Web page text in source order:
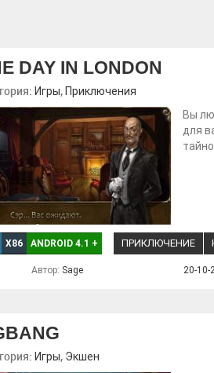
DAY IN LONDON
Игры, Приключения
Вы
для
X86 ANDROID 4.1 + ПРИКЛЮЧЕНИЕ
Автор: Sage 20-10-
Игры, Экшен